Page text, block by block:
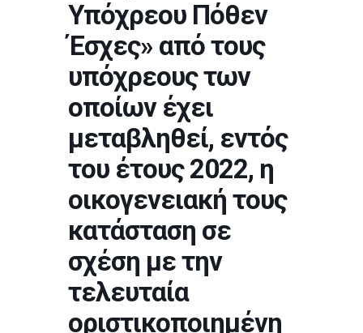
Υπόχρεου Πόθεν
Έσχες» από τους
υπόχρεους των
οποίων έχει
μεταβληθεί, εντός
του έτους 2022, η
οικογενειακή τους
κατάσταση σε
σχέση με την
τελευταία
οριστικοποιημένη